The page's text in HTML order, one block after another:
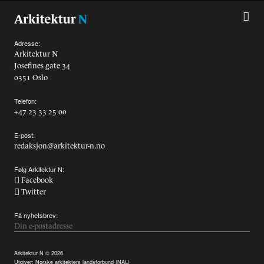
Alle utgaver
Abonnere
Made in Norway
Bokomtaler
Arkitekter
Adresse:
Arkitektur N
Josefines gate 34
0351 Oslo
Telefon:
+47 23 33 25 00
E-post:
redaksjon@arkitektur-n.no
Følg Arkitektur N:
Facebook
Twitter
Få nyhetsbrev:
Arkitektur N © 2026
Utgiver: Norske arkitekters landsforbund (NAL)